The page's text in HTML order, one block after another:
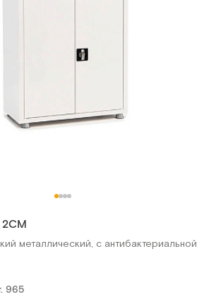
2СМ
металлический, с антибактериальной
965